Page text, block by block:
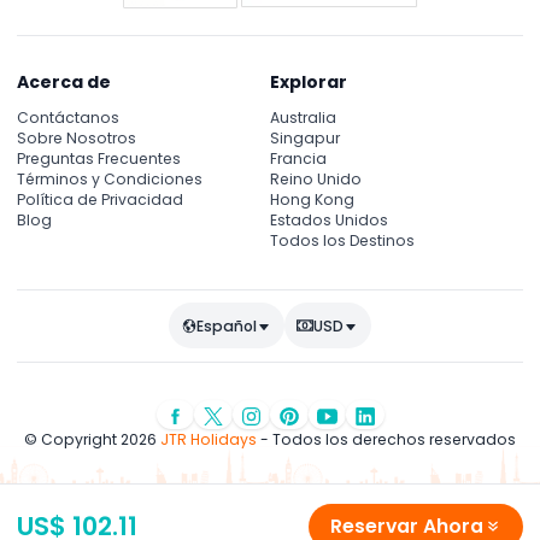
US$ 102.11 Reservar Ahora
Acerca de
Contáctanos
Sobre Nosotros
Preguntas Frecuentes
Términos y Condiciones
Política de Privacidad
Blog
Explorar
Australia
Singapur
Francia
Reino Unido
Hong Kong
Estados Unidos
Todos los Destinos
Español USD
© Copyright 2026 JTR Holidays - Todos los derechos reservados